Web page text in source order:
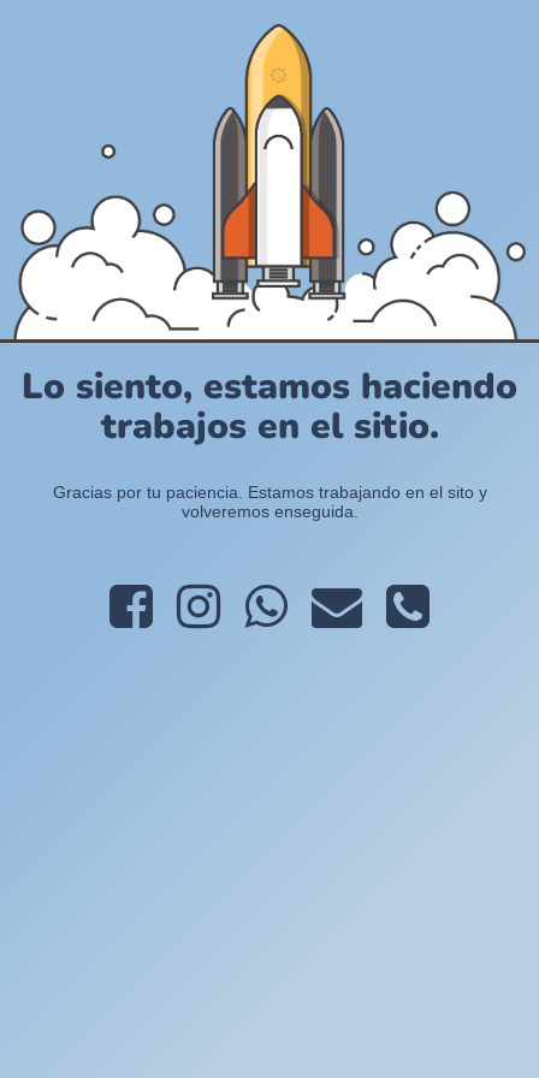
Lo siento, estamos haciendo
trabajos en el sitio.
Gracias por tu paciencia. Estamos trabajando en el sito y
volveremos enseguida.